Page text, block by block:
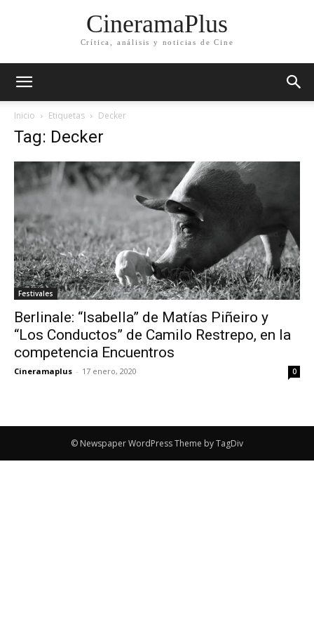
CineramaPlus
Crítica, análisis y noticias de Cine
Inicio Etiquetas Decker
Tag: Decker
Festivales
Berlinale: “Isabella” de Matías Piñeiro y
“Los Conductos” de Camilo Restrepo, en la
competencia Encuentros
Cineramaplus - 17 enero, 2020 0
© Newspaper WordPress Theme by TagDiv